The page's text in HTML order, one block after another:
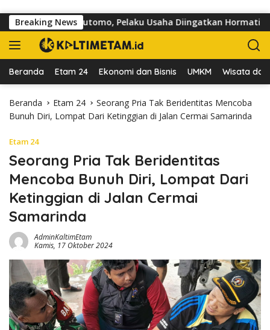
Breaking News
Jalan dr Sutomo, Pelaku Usaha Diingatkan Hormati Hak
Beranda Etam 24 Ekonomi dan Bisnis UMKM Wisata dan
Beranda Etam 24
Seorang Pria Tak Beridentitas Mencoba
Bunuh Diri, Lompat Dari Ketinggian di Jalan Cermai Samarinda
Etam 24
Seorang Pria Tak Beridentitas
Mencoba Bunuh Diri, Lompat Dari
Ketinggian di Jalan Cermai
Samarinda
AdminKaltimEtam
Kamis, 17 Oktober 2024